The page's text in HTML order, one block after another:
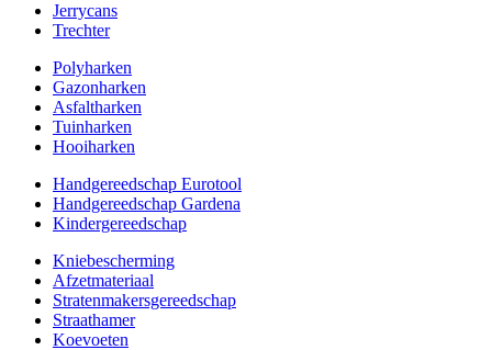
Jerrycans
Trechter
Polyharken
Gazonharken
Asfaltharken
Tuinharken
Hooiharken
Handgereedschap Eurotool
Handgereedschap Gardena
Kindergereedschap
Kniebescherming
Afzetmateriaal
Stratenmakersgereedschap
Straathamer
Koevoeten